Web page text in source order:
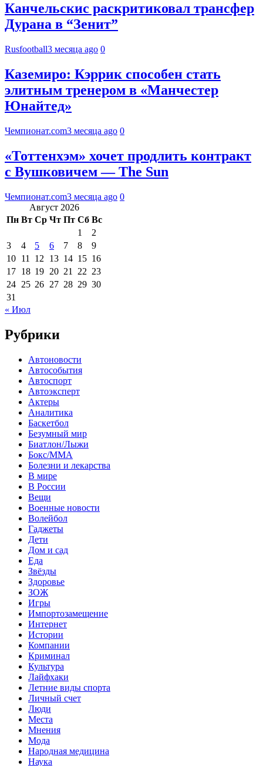
Канчельскис раскритиковал трансфер
Дурана в “Зенит”
Rusfootball3 месяца ago 0
Каземиро: Кэррик способен стать
элитным тренером в «Манчестер
Юнайтед»
Чемпионат.com3 месяца ago 0
«Тоттенхэм» хочет продлить контракт
с Вушковичем — The Sun
Чемпионат.com3 месяца ago 0
Август 2026
Пн Вт Ср Чт Пт Сб Вс
1
2
3
4 5 6 7 8
9
10 11 12 13 14 15 16
17 18 19 20 21 22 23
24 25 26 27 28 29 30
31
« Июл
Рубрики
Автоновости
Автособытия
Автоспорт
Автоэксперт
Актеры
Аналитика
Баскетбол
Безумный мир
Биатлон/Лыжи
Бокс/MMA
Болезни и лекарства
В мире
В России
Вещи
Военные новости
Волейбол
Гаджеты
Дети
Дом и сад
Еда
Звёзды
Здоровье
ЗОЖ
Игры
Импортозамещение
Интернет
Истории
Компании
Криминал
Культура
Лайфхаки
Летние виды спорта
Личный счет
Люди
Места
Мнения
Мода
Народная медицина
Наука